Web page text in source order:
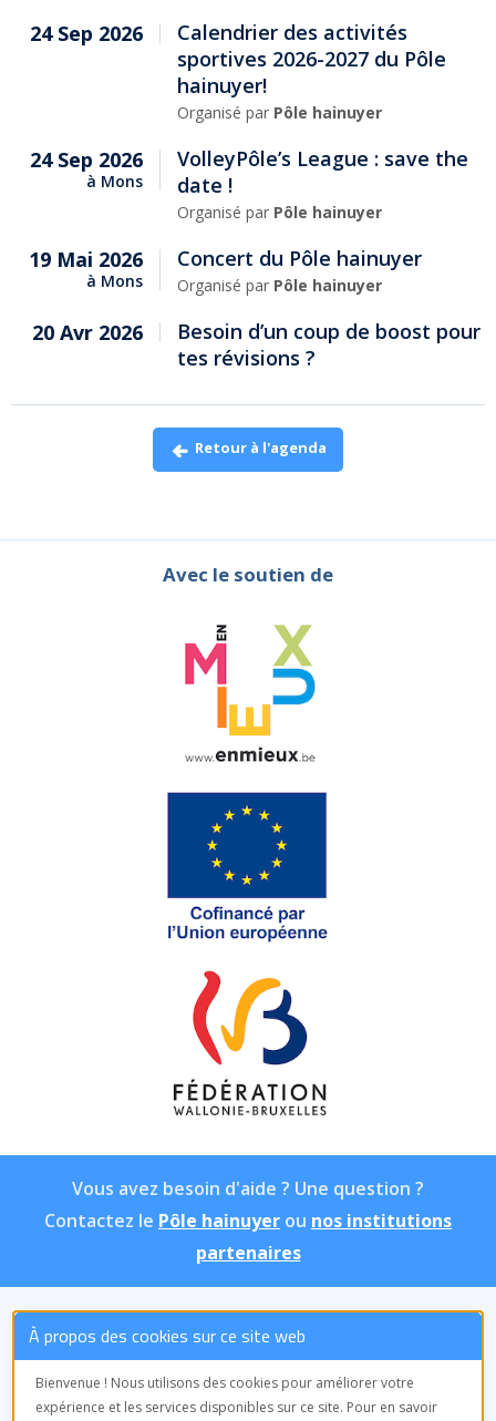
À propos des cookies sur ce site web
Bienvenue ! Nous utilisons des cookies pour améliorer votre
expérience et les services disponibles sur ce site. Pour en savoir
24 Sep 2026
Calendrier des activités
sportives 2026-2027 du Pôle
hainuyer!
Organisé par Pôle hainuyer
24 Sep 2026
à Mons
VolleyPôle’s League : save the
date !
Organisé par Pôle hainuyer
19 Mai 2026
à Mons
Concert du Pôle hainuyer
Organisé par Pôle hainuyer
20 Avr 2026
Besoin d’un coup de boost pour
tes révisions ?
Retour à l'agenda
Avec le soutien de
Vous avez besoin d'aide ? Une question ?
Contactez le Pôle hainuyer ou nos institutions
partenaires
ASBL Pôle hainuyer
Équipe de
coordination